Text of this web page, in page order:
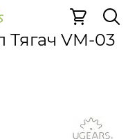
3D пазли
Тягач VM-03